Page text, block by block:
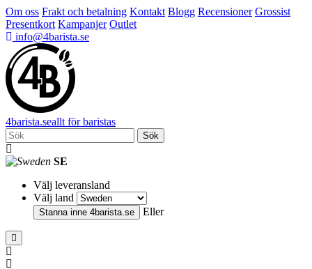
Om oss Frakt och betalning Kontakt Blogg Recensioner Grossist
Presentkort Kampanjer Outlet
info@4barista.se
4barista.seallt för baristas
Sök
SE
Välj leveransland
Välj land
Stanna inne 4barista.se Eller